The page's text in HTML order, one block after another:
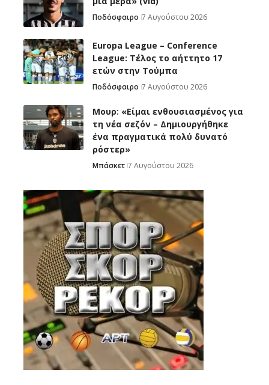
Ποδόσφαιρο 7 Αυγούστου 2026
Europa League – Conference
League: Τέλος το αήττητο 17
ετών στην Τούμπα
Ποδόσφαιρο 7 Αυγούστου 2026
Μουρ: «Είμαι ενθουσιασμένος για
τη νέα σεζόν – Δημιουργήθηκε
ένα πραγματικά πολύ δυνατό
ρόστερ»
Μπάσκετ 7 Αυγούστου 2026